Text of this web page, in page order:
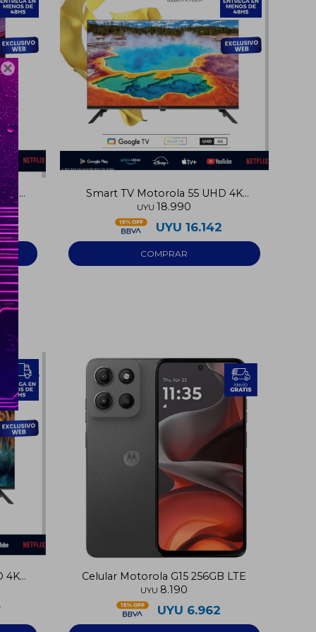

Smart TV Motorola 55 UHD 4K
Google TV
UYU 18.990
UYU 16.142
4K
Celular Motorola G15 256GB LTE
UYU 8.190
UYU 6.962